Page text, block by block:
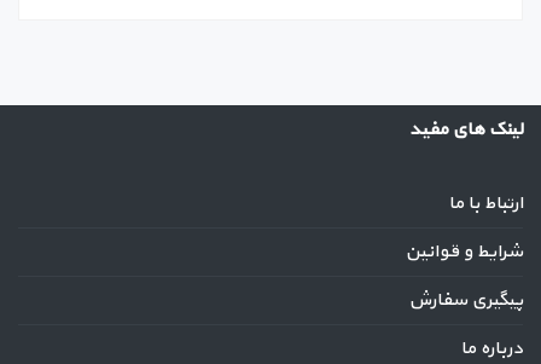
لینک های مفید
ارتباط با ما
شرایط و قوانین
پیگیری سفارش
درباره ما